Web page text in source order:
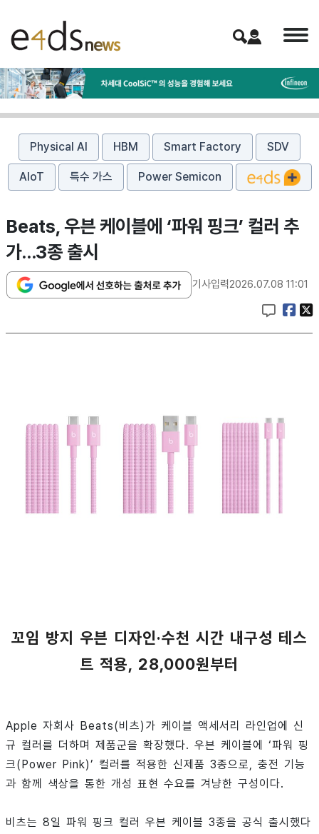
Physical AI HBM Smart Factory SDV
AIoT 특수 가스 Power Semicon
Beats, 우븐 케이블에 ‘파워 핑크’ 컬러 추
가…3종 출시
기사입력2026.07.08 11:01
꼬임 방지 우븐 디자인·수천 시간 내구성 테스
트 적용, 28,000원부터
Apple 자회사 Beats(비츠)가 케이블 액세서리 라인업에 신
규 컬러를 더하며 제품군을 확장했다. 우븐 케이블에 ‘파워 핑
크(Power Pink)’ 컬러를 적용한 신제품 3종으로, 충전 기능
과 함께 색상을 통한 개성 표현 수요를 겨냥한 구성이다.
비츠는 8일 파워 핑크 컬러 우븐 케이블 3종을 공식 출시했다